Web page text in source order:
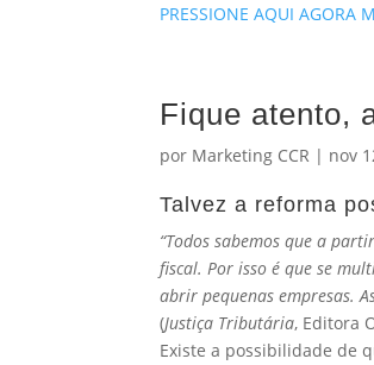
PRESSIONE AQUI AGORA
Fique atento,
por Marketing CCR | nov
Talvez a reforma
“Todos sabemos que a
fiscal. Por isso é que se
abrir pequenas empresas.
(Justiça Tributária, Editora
Existe a possibilidade de